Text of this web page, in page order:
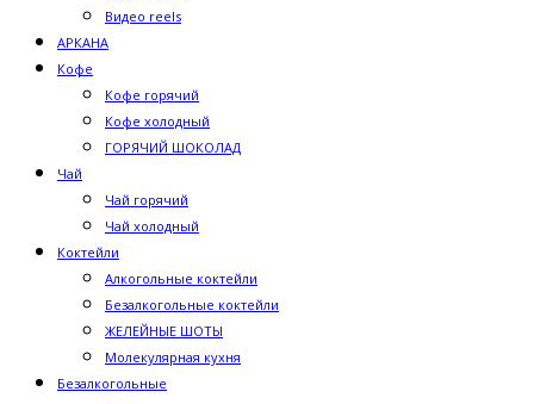
Видео reels
АРКАНА
Кофе
Кофе горячий
Кофе холодный
ГОРЯЧИЙ ШОКОЛАД
Чай
Чай горячий
Чай холодный
Коктейли
Алкогольные коктейли
Безалкогольные коктейли
ЖЕЛЕЙНЫЕ ШОТЫ
Молекулярная кухня
Безалкогольные